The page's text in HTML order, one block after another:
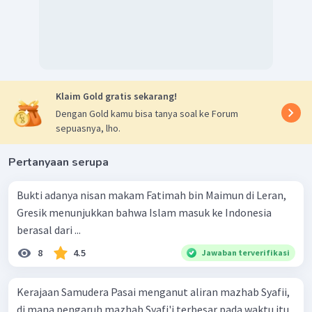
Klaim Gold gratis sekarang!
Dengan Gold kamu bisa tanya soal ke Forum
sepuasnya, lho.
Pertanyaan serupa
Bukti adanya nisan makam Fatimah bin Maimun di Leran,
Gresik menunjukkan bahwa Islam masuk ke Indonesia
berasal dari ...
8 4.5 Jawaban terverifikasi
Kerajaan Samudera Pasai menganut aliran mazhab Syafii,